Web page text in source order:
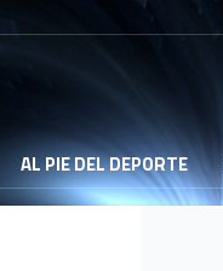
AL PIE DEL DEPORTE